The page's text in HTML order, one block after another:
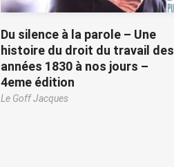
Du silence à la parole – Une
histoire du droit du travail des
années 1830 à nos jours –
4eme édition
Le Goff Jacques